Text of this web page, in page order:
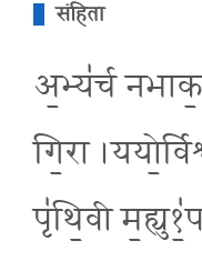
संहिता
अ॒भ्य॑र्च
गि॒रा
पृ॑थि॒वी